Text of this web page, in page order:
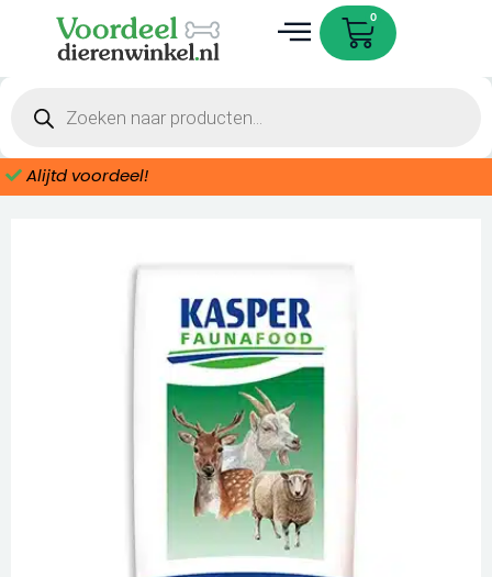
inhoud
0
Cart
zoeken
Alijtd voordeel!
aantal